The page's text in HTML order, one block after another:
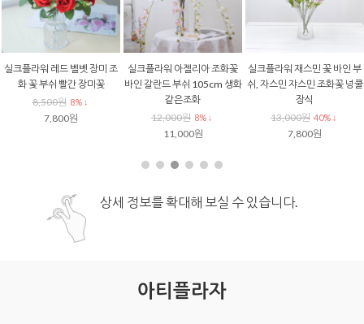
실크플라워 네추럴 제라늄 조
화꽃 부쉬 대 62cm
32,000원 9% ↓
29,000원
실크플라워 튤립조화 프레쉬
망고튤립 다섯송이 번들 조화
꽃 부쉬
8,200원 9% ↓
7,500원
실크플라워 스프링 엘더베리
조화꽃 부쉬 예쁜 생화같은
성 조화
7,100원 8% ↓
6,500원
상세 정보를 확대해 보실 수 있습니다.
아티플라자